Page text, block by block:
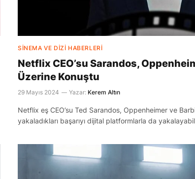
SINEMA VE DIZI HABERLERI
Netflix CEO’su Sarandos,
Üzerine Konuştu
29 Mayıs 2024 Yazar: Kerem Altın
Netflix eş CEO’su Ted Sarandos, Oppenheimer ve
yakaladıkları başarıyı dijital platformlarla da